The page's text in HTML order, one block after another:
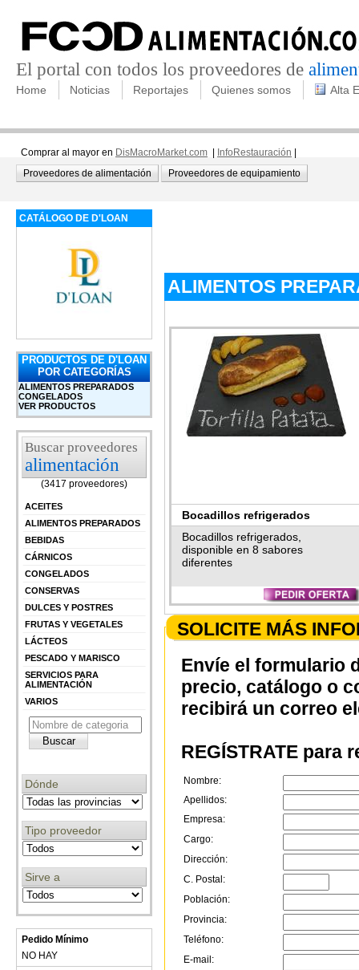
El portal con todos los proveedores de
Home Noticias Reportajes Quienes somos Alta
Comprar al mayor en DisMacroMarket.com InfoRestauración
Proveedores de alimentación
Proveedores de equipamiento
CATÁLOGO DE D'LOAN
PRODUCTOS DE D'LOAN
POR CATEGORÍAS
ALIMENTOS PREPARADOS
CONGELADOS
VER PRODUCTOS
Buscar proveedores
alimentación
(3417 proveedores)
ACEITES
ALIMENTOS PREPARADOS
BEBIDAS
CÁRNICOS
CONGELADOS
CONSERVAS
DULCES Y POSTRES
FRUTAS Y VEGETALES
LÁCTEOS
PESCADO Y MARISCO
SERVICIOS PARA
ALIMENTACIÓN
VARIOS
Dónde
Tipo proveedor
Sirve a
Pedido Mínimo
NO HAY
ALIMENTOS
Bocadillos refrigerados
Bocadillos refrigerados,
disponible en 8 sabores
diferentes
SOLICITE MÁS
Envíe el formulario
precio, catálogo o
recibirá un correo
REGÍSTRATE para
Nombre:
Apellidos:
Empresa:
Cargo:
Dirección:
C. Postal:
Población:
Provincia:
Teléfono:
E-mail: